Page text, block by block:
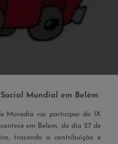
Mundial em Belém
Moradia vai participar do IX
em Belem, do dia 27 de
trazendo a contribuição e